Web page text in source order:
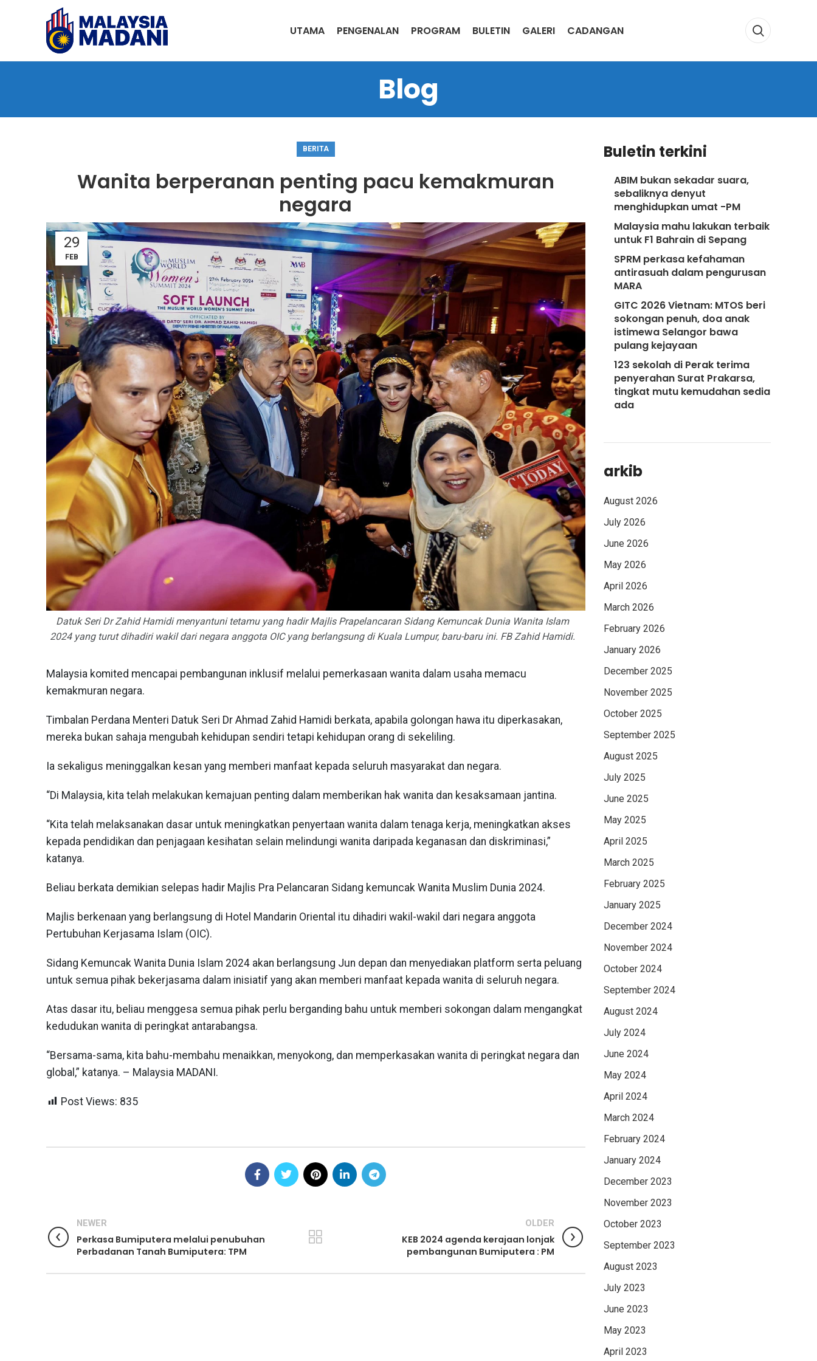
UTAMA PENGENALAN PROGRAM BULETIN GALERI CADANGAN
Blog
BERITA
Wanita berperanan penting pacu kemakmuran
negara
Datuk Seri Dr Zahid Hamidi menyantuni tetamu yang hadir Majlis Prapelancaran Sidang Kemuncak Dunia Wanita Islam
2024 yang turut dihadiri wakil dari negara anggota OIC yang berlangsung di Kuala Lumpur, baru-baru ini. FB Zahid Hamidi.
29
FEB
Malaysia komited mencapai pembangunan inklusif melalui pemerkasaan wanita dalam usaha memacu
kemakmuran negara.
Timbalan Perdana Menteri Datuk Seri Dr Ahmad Zahid Hamidi berkata, apabila golongan hawa itu diperkasakan,
mereka bukan sahaja mengubah kehidupan sendiri tetapi kehidupan orang di sekeliling.
Ia sekaligus meninggalkan kesan yang memberi manfaat kepada seluruh masyarakat dan negara.
“Di Malaysia, kita telah melakukan kemajuan penting dalam memberikan hak wanita dan kesaksamaan jantina.
“Kita telah melaksanakan dasar untuk meningkatkan penyertaan wanita dalam tenaga kerja, meningkatkan akses
kepada pendidikan dan penjagaan kesihatan selain melindungi wanita daripada keganasan dan diskriminasi,”
katanya.
Beliau berkata demikian selepas hadir Majlis Pra Pelancaran Sidang kemuncak Wanita Muslim Dunia 2024.
Majlis berkenaan yang berlangsung di Hotel Mandarin Oriental itu dihadiri wakil-wakil dari negara anggota
Pertubuhan Kerjasama Islam (OIC).
Sidang Kemuncak Wanita Dunia Islam 2024 akan berlangsung Jun depan dan menyediakan platform serta peluang
untuk semua pihak bekerjasama dalam inisiatif yang akan memberi manfaat kepada wanita di seluruh negara.
Atas dasar itu, beliau menggesa semua pihak perlu berganding bahu untuk memberi sokongan dalam mengangkat
kedudukan wanita di peringkat antarabangsa.
“Bersama-sama, kita bahu-membahu menaikkan, menyokong, dan memperkasakan wanita di peringkat negara dan
global,” katanya. – Malaysia MADANI.
Post Views: 835
NEWER
Perkasa Bumiputera melalui penubuhan
Perbadanan Tanah Bumiputera: TPM
OLDER
KEB 2024 agenda kerajaan lonjak
pembangunan Bumiputera : PM
Buletin terkini
ABIM bukan sekadar suara,
sebaliknya denyut
menghidupkan umat -PM
Malaysia mahu lakukan terbaik
untuk F1 Bahrain di Sepang
SPRM perkasa kefahaman
antirasuah dalam pengurusan
MARA
GITC 2026 Vietnam: MTOS beri
sokongan penuh, doa anak
istimewa Selangor bawa
pulang kejayaan
123 sekolah di Perak terima
penyerahan Surat Prakarsa,
tingkat mutu kemudahan sedia
ada
arkib
August 2026
July 2026
June 2026
May 2026
April 2026
March 2026
February 2026
January 2026
December 2025
November 2025
October 2025
September 2025
August 2025
July 2025
June 2025
May 2025
April 2025
March 2025
February 2025
January 2025
December 2024
November 2024
October 2024
September 2024
August 2024
July 2024
June 2024
May 2024
April 2024
March 2024
February 2024
January 2024
December 2023
November 2023
October 2023
September 2023
August 2023
July 2023
June 2023
May 2023
April 2023